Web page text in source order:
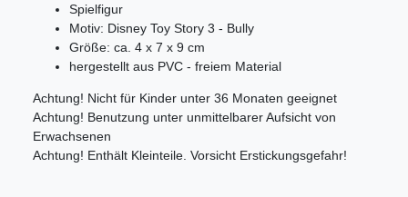
Spielfigur
Motiv: Disney Toy Story 3 - Bully
Größe: ca. 4 x 7 x 9 cm
hergestellt aus PVC - freiem Material
Achtung! Nicht für Kinder unter 36 Monaten geeignet
Achtung! Benutzung unter unmittelbarer Aufsicht von
Erwachsenen
Achtung! Enthält Kleinteile. Vorsicht Erstickungsgefahr!